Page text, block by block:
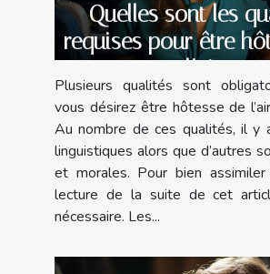
Quelles sont les
requises pour être hôtesse de
l’air
Plusieurs qualités sont
vous désirez être hôtesse de
Au nombre de ces qualités, il y
linguistiques alors que d’autres
et morales. Pour bien
lecture de la suite de cet
nécessaire. Les...